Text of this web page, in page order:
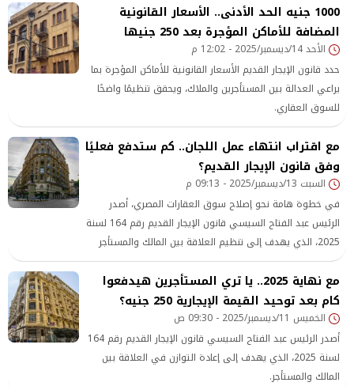
1000 جنيه الحد الأدنى.. الأسعار القانونية
المضافة للأماكن المؤجرة بعد 250 جنيها
الأحد 14/ديسمبر/2025 - 12:02 م
حدد قانون الإيجار القديم الأسعار القانونية للأماكن المؤجرة بما
يراعي العدالة بين المستأجرين والملاك، ويحقق تنظيمًا واضحًا
للسوق العقاري.
مع اقتراب انتهاء عمل اللجان.. كم ستدفع فعليًا
وفق قانون الإيجار القديم؟
السبت 13/ديسمبر/2025 - 09:13 م
في خطوة هامة نحو إصلاح سوق العقارات المصري، أصدر
الرئيس عبد الفتاح السيسي قانون الإيجار القديم رقم 164 لسنة
2025، الذي يهدف إلى تنظيم العلاقة بين المالك والمستأجر
وتحقيق التوازن في الحقوق والواجبات.
مع نهاية 2025.. يا تري المستأجرين هيدفعوا
كام بعد توحيد القيمة الإيجارية 250 جنيه؟
الخميس 11/ديسمبر/2025 - 09:30 ص
أصدر الرئيس عبد الفتاح السيسي قانون الإيجار القديم رقم 164
لسنة 2025، الذي يهدف إلى إعادة التوازن في العلاقة بين
المالك والمستأجر.